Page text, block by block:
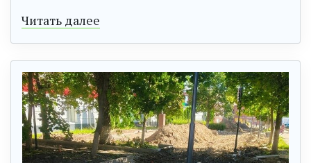
Читать далее